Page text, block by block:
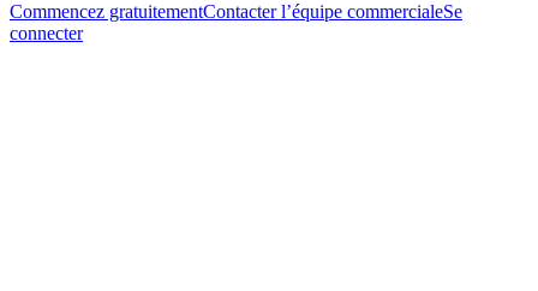
Commencez gratuitementContacter l’équipe commercialeSe
connecter